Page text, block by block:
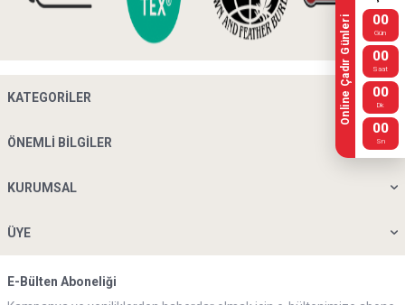
KATEGORILER
ÖNEMLI BILGILER
KURUMSAL
ÜYE
E-Bülten Aboneliği
Online Çadır Günleri 00
Gün
00
Saat
00
Dk
00
Sn